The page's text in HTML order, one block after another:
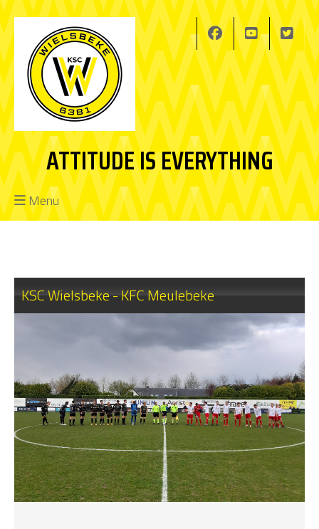
ATTITUDE IS EVERYTHING
Menu
KSC Wielsbeke - KFC Meulebeke